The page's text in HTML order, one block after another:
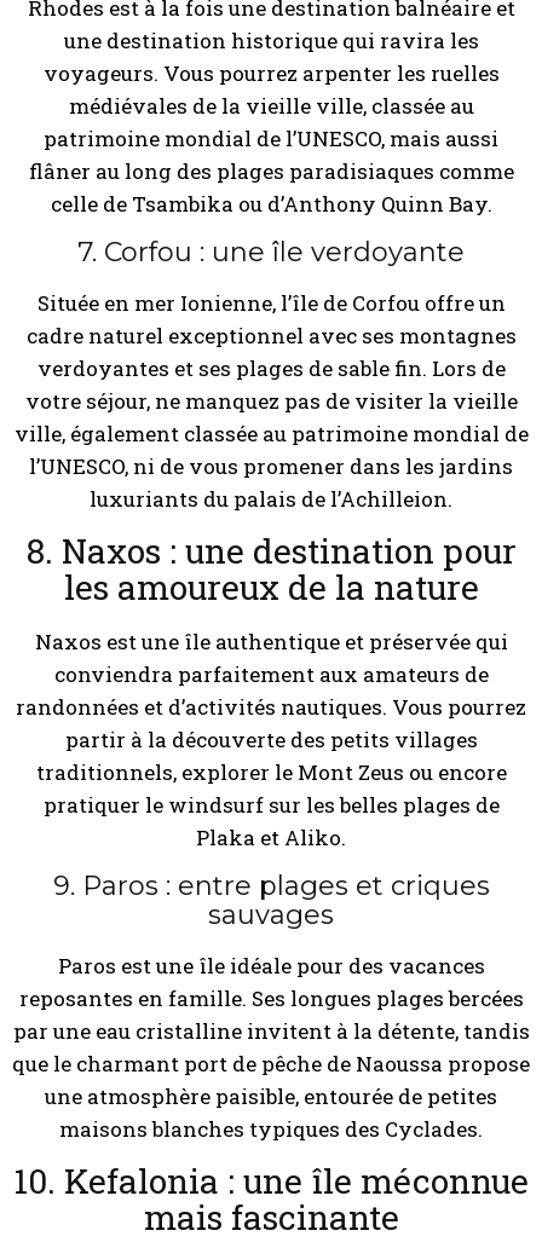
Rhodes est à la fois une destination balnéaire et
une destination historique qui ravira les
voyageurs. Vous pourrez arpenter les ruelles
médiévales de la vieille ville, classée au
patrimoine mondial de l’UNESCO, mais aussi
flâner au long des plages paradisiaques comme
celle de Tsambika ou d’Anthony Quinn Bay.
7. Corfou : une île verdoyante
Située en mer Ionienne, l’île de Corfou offre un
cadre naturel exceptionnel avec ses montagnes
verdoyantes et ses plages de sable fin. Lors de
votre séjour, ne manquez pas de visiter la vieille
ville, également classée au patrimoine mondial de
l’UNESCO, ni de vous promener dans les jardins
luxuriants du palais de l’Achilleion.
8. Naxos : une destination pour
les amoureux de la nature
Naxos est une île authentique et préservée qui
conviendra parfaitement aux amateurs de
randonnées et d’activités nautiques. Vous pourrez
partir à la découverte des petits villages
traditionnels, explorer le Mont Zeus ou encore
pratiquer le windsurf sur les belles plages de
Plaka et Aliko.
9. Paros : entre plages et criques
sauvages
Paros est une île idéale pour des vacances
reposantes en famille. Ses longues plages bercées
par une eau cristalline invitent à la détente, tandis
que le charmant port de pêche de Naoussa propose
une atmosphère paisible, entourée de petites
maisons blanches typiques des Cyclades.
10. Kefalonia : une île méconnue
mais fascinante